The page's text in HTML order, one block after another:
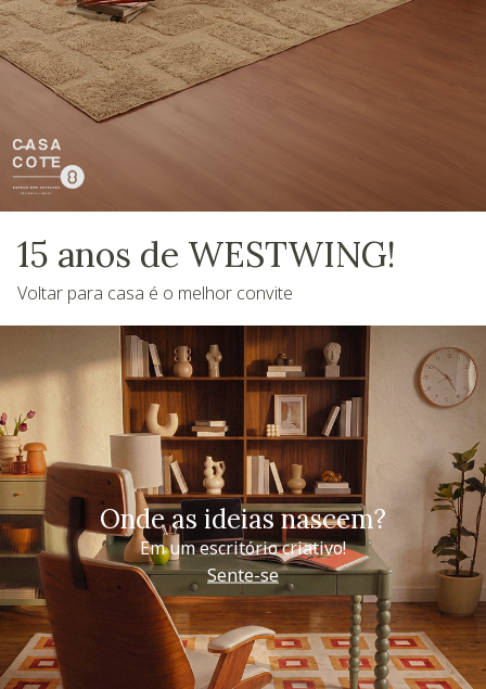
15 anos de WESTWING!
Voltar para casa é o melhor convite
Onde as ideias nascem?
Em um escritório criativo!
Sente-se